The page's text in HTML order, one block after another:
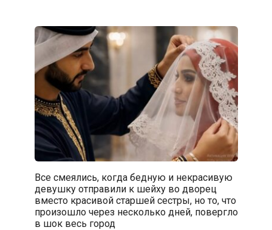
Все смеялись, когда бедную и некрасивую
девушку отправили к шейху во дворец
вместо красивой старшей сестры, но то, что
произошло через несколько дней, повергло
в шок весь город